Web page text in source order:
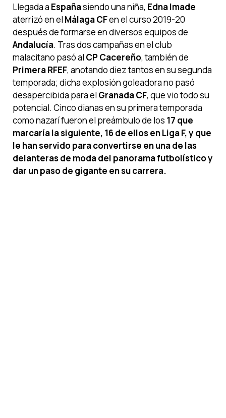
Llegada a Españasiendo una niña, Edna Imade
aterrizó en el Málaga CFen el curso 2019-20
después de formarse en diversos equipos de
Andalucía. Tras dos campañas en el club
malacitano pasó al CP Cacereño, también de
Primera RFEF, anotando diez tantos en su segunda
temporada; dicha explosión goleadora no pasó
desapercibida para el Granada CF, que vio todo su
potencial. Cinco dianas en su primera temporada
como nazarí fueron el preámbulo de los 17 que
marcaría la siguiente, 16 de ellos en Liga F, y que
le han servido para convertirse en una de las
delanteras de moda del panorama futbolístico y
dar un paso de gigante en su carrera.